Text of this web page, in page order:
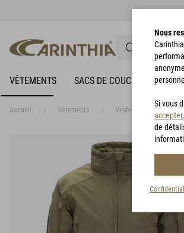
VÊTEMENTS SACS DE COUCHAGE
Accueil Vêtements Vestes
Nous
Si vous
accepter
de